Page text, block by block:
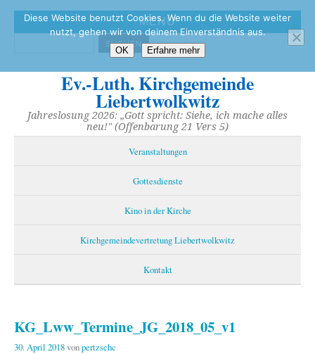
MENÜ
Ev.-Luth. Kirchgemeinde
Liebertwolkwitz
Jahreslosung 2026: „Gott spricht: Siehe, ich mache alles
neu!" (Offenbarung 21 Vers 5)
Veranstaltungen
Gottesdienste
Kino in der Kirche
Kirchgemeindevertretung Liebertwolkwitz
Kontakt
KG_Lww_Termine_JG_2018_05_v1
30. April 2018vonpertzschc
Diese Website benutzt Cookies. Wenn du die Website weiter
nutzt, gehen wir von deinem Einverständnis aus.
OK Erfahre mehr